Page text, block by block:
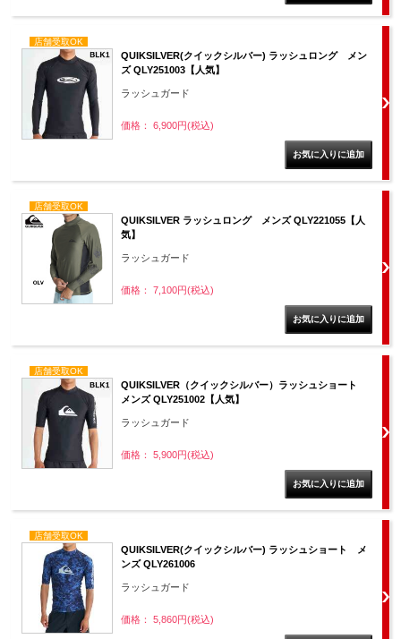
店舗受取OK
QUIKSILVER(クイックシルバー) ラッシュロング メン
ズ QLY251003【人気】
ラッシュガード
価格： 6,900円(税込)
店舗受取OK
QUIKSILVER ラッシュロング メンズ QLY221055【人
気】
ラッシュガード
価格： 7,100円(税込)
店舗受取OK
QUIKSILVER（クイックシルバー）ラッシュショート
メンズ QLY251002【人気】
ラッシュガード
価格： 5,900円(税込)
店舗受取OK
QUIKSILVER(クイックシルバー) ラッシュショート メ
ンズ QLY261006
ラッシュガード
価格： 5,860円(税込)